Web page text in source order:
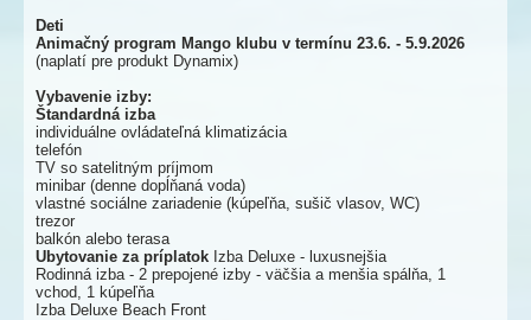
Deti
Animačný program Mango klubu v termínu 23.6. - 5.9.2026
(naplatí pre produkt Dynamix)
Vybavenie izby:
Štandardná izba
individuálne ovládateľná klimatizácia
telefón
TV so satelitným príjmom
minibar (denne dopĺňaná voda)
vlastné sociálne zariadenie (kúpeľňa, sušič vlasov, WC)
trezor
balkón alebo terasa
Ubytovanie za príplatok Izba Deluxe - luxusnejšia
Rodinná izba - 2 prepojené izby - väčšia a menšia spálňa, 1
vchod, 1 kúpeľňa
Izba Deluxe Beach Front